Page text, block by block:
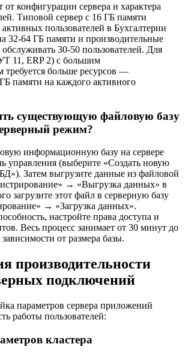
от конфигурации сервера и характера
Типовой сервер с 16 ГБ памяти
пользователей в Бухгалтерии
32-64 ГБ памяти и производительные
30-50 пользователей. Для
11, ERP 2) с большим
требуется больше ресурсов —
памяти на каждого активного
существующую файловую базу
режим?
информационную базу на сервере
управления (выберите «Создать новую
Затем выгрузите данные из файловой
→ «Выгрузка данных» в
загрузите этот файл в серверную базу
→ «Загрузка данных».
настройте права доступа и
Весь процесс занимает от 30 минут до
от размера базы.
производительности
подключений
параметров сервера приложений
работы пользователей:
кластера